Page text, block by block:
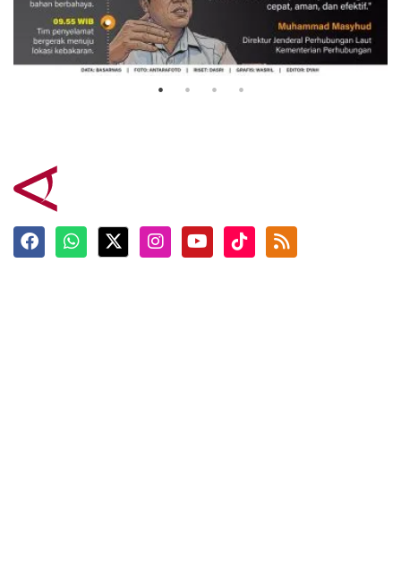
Evakuasi korban kebakaran KM
Mutiara Sentosa 2
3 Agustus 2026